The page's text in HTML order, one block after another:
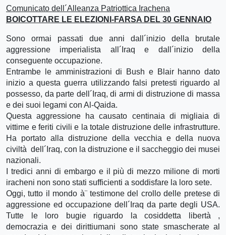
Comunicato dell´Alleanza Patriottica Irachena
BOICOTTARE LE ELEZIONI-FARSA DEL 30 GENNAIO
Sono ormai passati due anni dall´inizio della brutale
aggressione imperialista all´Iraq e dall´inizio della
conseguente occupazione.
Entrambe le amministrazioni di Bush e Blair hanno dato
inizio a questa guerra utilizzando falsi pretesti riguardo al
possesso, da parte dell´Iraq, di armi di distruzione di massa
e dei suoi legami con Al-Qaida.
Questa aggressione ha causato centinaia di migliaia di
vittime e feriti civili e la totale distruzione delle infrastrutture.
Ha portato alla distruzione della vecchia e della nuova
civiltà dell´Iraq, con la distruzione e il saccheggio dei musei
nazionali.
I tredici anni di embargo e il più di mezzo milione di morti
iracheni non sono stati sufficienti a soddisfare la loro sete.
Oggi, tutto il mondo à¨ testimone del crollo delle pretese di
aggressione ed occupazione dell´Iraq da parte degli USA.
Tutte le loro bugie riguardo la cosiddetta libertà ,
democrazia e dei dirittiumani sono state smascherate al